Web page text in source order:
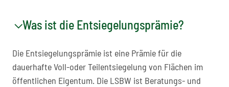
Was ist die Entsiegelungsprämie?
Die Entsiegelungsprämie ist eine Prämie für die
dauerhafte Voll-oder Teilentsiegelung von Flächen im
öffentlichen Eigentum. Die LSBW ist Beratungs- und